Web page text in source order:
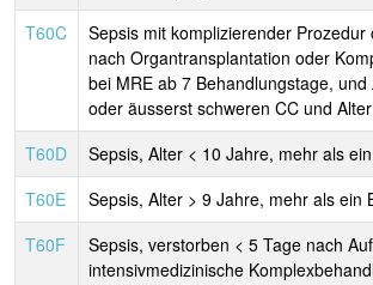
T60C
Sepsis mit komplizierender Prozedur
nach Organtransplantation oder
bei MRE ab 7 Behandlungstage,
oder äusserst schweren CC und
T60D
Sepsis, Alter < 10 Jahre, mehr als
T60E
Sepsis, Alter > 9 Jahre, mehr als ein
T60F
Sepsis, verstorben < 5 Tage nach
intensivmedizinische